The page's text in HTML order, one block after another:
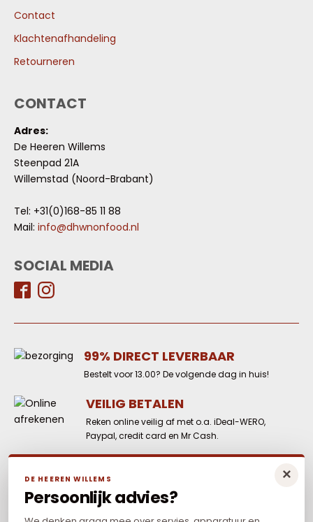
Contact
Klachtenafhandeling
Retourneren
CONTACT
Adres:
De Heeren Willems
Steenpad 21A
Willemstad (Noord-Brabant)
Tel: +31(0)168-85 11 88
Mail: info@dhwnonfood.nl
SOCIAL MEDIA
99% DIRECT LEVERBAAR
Bestelt voor 13.00? De volgende dag in huis!
VEILIG BETALEN
Reken online veilig af met o.a. iDeal-WERO,
Paypal, credit card en Mr Cash.
Elders goedkoper? Neem dan contact met
ons op.
×
DE HEEREN WILLEMS
Persoonlijk advies?